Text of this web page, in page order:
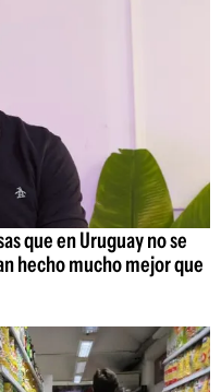
que en Uruguay no se
hecho mucho mejor que